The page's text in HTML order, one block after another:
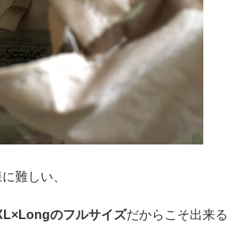
難しい、
のフルサイズだからこそ出来る